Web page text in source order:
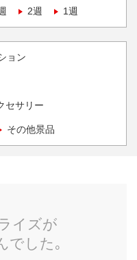
2週 1週
ョン
セサリー
その他景品